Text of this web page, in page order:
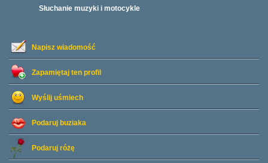
Napisz wiadomość
Zapamiętaj ten profil
Wyślij uśmiech
Podaruj buziaka
Podaruj różę
Słuchanie muzyki i motocykle